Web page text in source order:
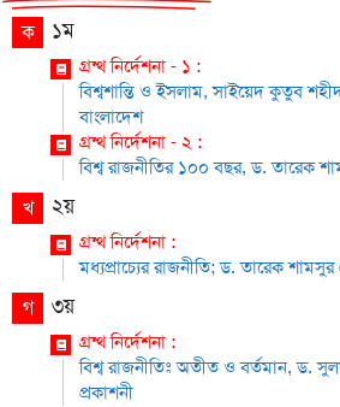
ক ১ম
গ্রন্থ নির্দেশনা - ১ :
বিশ্বশান্তি ও ইসলাম, সাইয়েদ কুতুব
বাংলাদেশ
গ্রন্থ নির্দেশনা - ২ :
বিশ্ব রাজনীতির ১০০ বছর, ড. তারেক
খ ২য়
গ্রন্থ নির্দেশনা :
মধ্যপ্রাচ্যের রাজনীতি; ড. তারেক
গ ৩য়
গ্রন্থ নির্দেশনা :
বিশ্ব রাজনীতিঃ অতীত ও বর্তমান, ড.
প্রকাশনী